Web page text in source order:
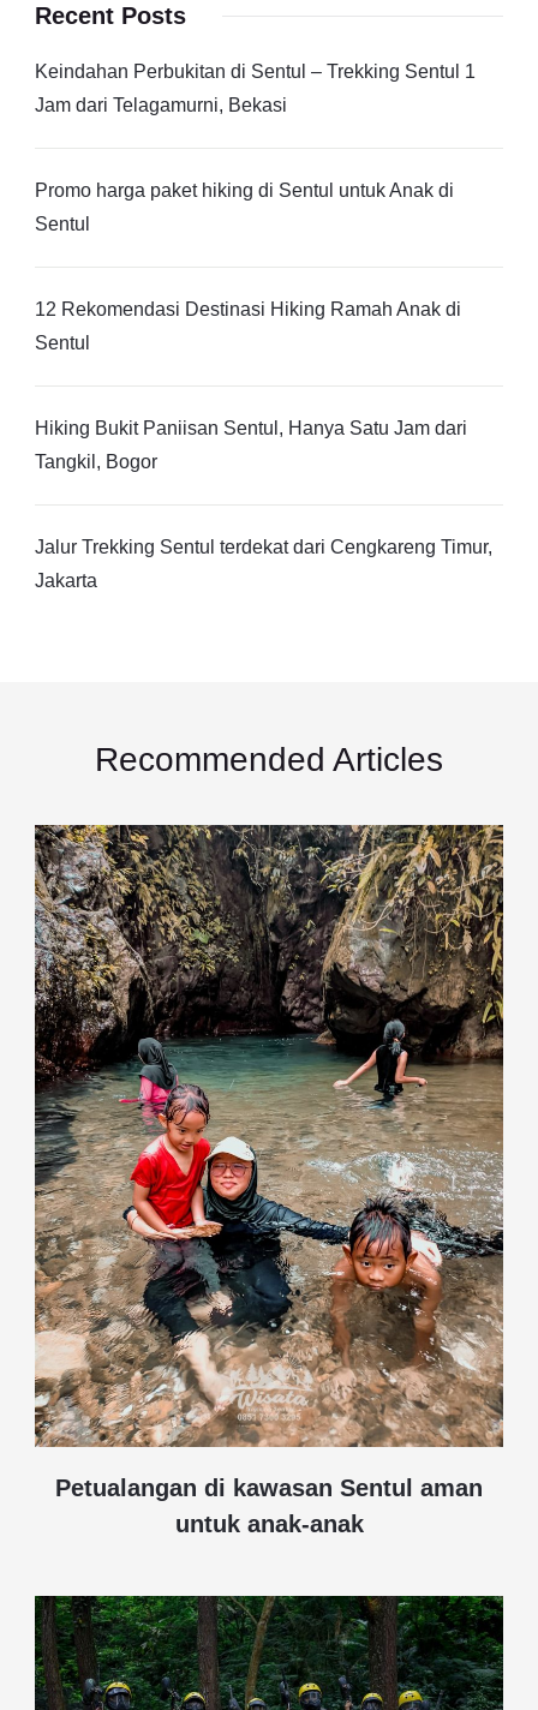
Recent Posts
Keindahan Perbukitan di Sentul – Trekking Sentul 1
Jam dari Telagamurni, Bekasi
Promo harga paket hiking di Sentul untuk Anak di
Sentul
12 Rekomendasi Destinasi Hiking Ramah Anak di
Sentul
Hiking Bukit Paniisan Sentul, Hanya Satu Jam dari
Tangkil, Bogor
Jalur Trekking Sentul terdekat dari Cengkareng Timur,
Jakarta
Recommended Articles
Petualangan di kawasan Sentul aman
untuk anak-anak